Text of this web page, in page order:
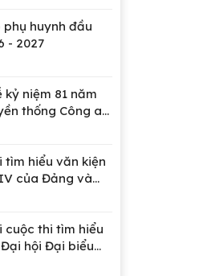
phụ huynh đầu
- 2027
kỷ niệm 81 năm
thống Công an
Việt Nam
tìm hiểu văn kiện
của Đảng và
bộ tỉnh An
cuộc thi tìm hiểu
hội Đại biểu
của Đảng